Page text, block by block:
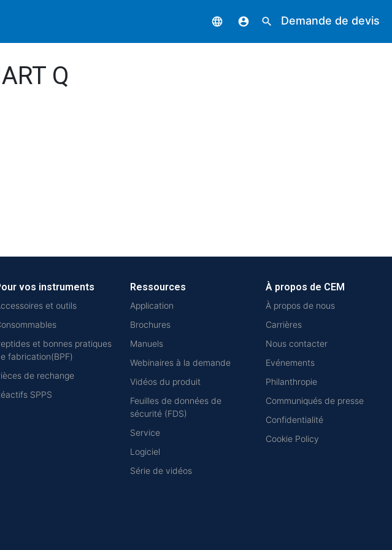
language account_circle search Demande de devis
Q
vos instruments
et outils
et bonnes pratiques
fabrication(BPF)
de rechange
SPPS
Ressources
Application
Brochures
Manuels
Webinaires à la demande
Vidéos du produit
Feuilles de données de
sécurité (FDS)
Service
Logiciel
Série de vidéos
À propos de CEM
À propos de nous
Carrières
Nous contacter
Evénements
Philanthropie
Communiqués de presse
Confidentialité
Cookie Policy